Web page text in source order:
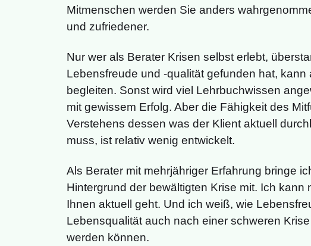
Mitmenschen werden Sie anders
und zufriedener.
Nur wer als Berater Krisen selbst erlebt,
Lebensfreude und -qualität gefunden hat, kann
begleiten. Sonst wird viel Lehrbuchwissen
mit gewissem Erfolg. Aber die Fähigkeit des
Verstehens dessen was der Klient aktuell
muss, ist relativ wenig entwickelt.
Als Berater mit mehrjähriger Erfahrung bringe
Hintergrund der bewältigten Krise mit. Ich kann
Ihnen aktuell geht. Und ich weiß, wie
Lebensqualität auch nach einer schweren
werden können.